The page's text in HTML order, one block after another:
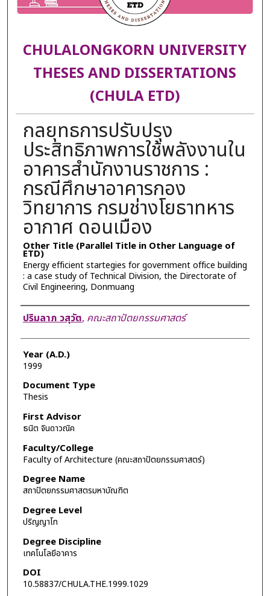
CHULALONGKORN UNIVERSITY
THESES AND DISSERTATIONS
(CHULA ETD)
กลยุทธการปรับปรุง
ประสิทธิภาพการใช้พลังงานใน
อาคารสำนักงานราชการ :
กรณีศึกษาอาคารกอง
วิทยาการ กรมช่างโยธาทหาร
อากาศ ดอนเมือง
Other Title (Parallel Title in Other Language of
ETD)
Energy efficient startegies for government office building
: a case study of Technical Division, the Directorate of
Civil Engineering, Donmuang
Author
ปริมลาภ วสุวัต, คณะสถาปัตยกรรมศาสตร์
Year (A.D.)
1999
Document Type
Thesis
First Advisor
ธนิต จินดาวณิค
Faculty/College
Faculty of Architecture (คณะสถาปัตยกรรมศาสตร์)
Degree Name
สถาปัตยกรรมศาสตรมหาบัณฑิต
Degree Level
ปริญญาโท
Degree Discipline
เทคโนโลยีอาคาร
DOI
10.58837/CHULA.THE.1999.1029